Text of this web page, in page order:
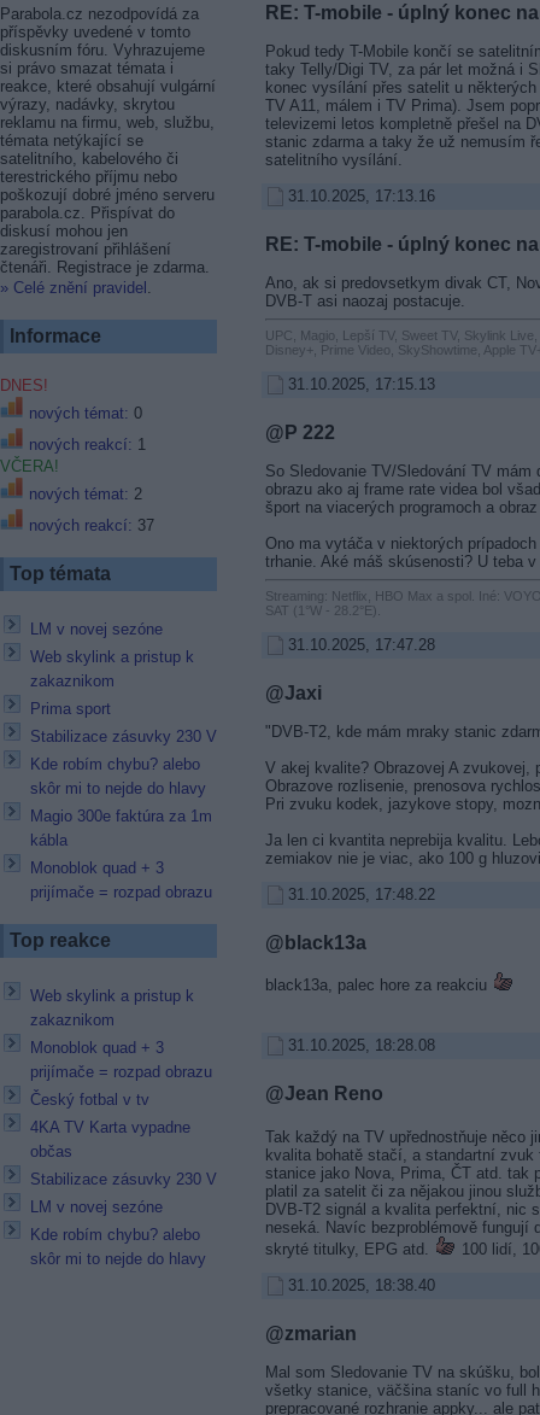
Parabola.cz nezodpovídá za
příspěvky uvedené v tomto
diskusním fóru. Vyhrazujeme
si právo smazat témata i
reakce, které obsahují vulgární
výrazy, nadávky, skrytou
reklamu na firmu, web, službu,
témata netýkající se
satelitního, kabelového či
terestrického příjmu nebo
poškozují dobré jméno serveru
parabola.cz. Přispívat do
diskusí mohou jen
zaregistrovaní přihlášení
čtenáři. Registrace je zdarma.
» Celé znění pravidel .
Informace
DNES!
nových témat: 0
nových reakcí: 1
VČERA!
nových témat: 2
nových reakcí: 37
Top témata
LM v novej sezóne
Web skylink a pristup k
zakaznikom
Prima sport
Stabilizace zásuvky 230 V
Kde robím chybu? alebo
skôr mi to nejde do hlavy
Magio 300e faktúra za 1m
kábla
Monoblok quad + 3
prijímače = rozpad obrazu
Top reakce
Web skylink a pristup k
zakaznikom
Monoblok quad + 3
prijímače = rozpad obrazu
Český fotbal v tv
4KA TV Karta vypadne
občas
Stabilizace zásuvky 230 V
LM v novej sezóne
Kde robím chybu? alebo
skôr mi to nejde do hlavy
RE: T-mobile - úplný konec
Pokud tedy T-Mobile končí se
taky Telly/Digi TV, za pár let možná i
konec vysílání přes satelit u
TV A11, málem i TV Prima). Jsem
televizemi letos kompletně přešel na
stanic zdarma a taky že už nemusím
satelitního vysílání.
31.10.2025, 17:13.16
RE: T-mobile - úplný konec
Ano, ak si predovsetkym divak CT,
DVB-T asi naozaj postacuje.
UPC, Magio, Lepší TV, Sweet TV, Skylink
Disney+, Prime Video, SkyShowtime, Apple
31.10.2025, 17:15.13
@P 222
So Sledovanie TV/Sledování TV mám
obrazu ako aj frame rate videa bol
šport na viacerých programoch a
Ono ma vytáča v niektorých
trhanie. Aké máš skúsenosti? U teba v
Streaming: Netflix, HBO Max a spol. Iné:
SAT (1°W - 28.2°E).
31.10.2025, 17:47.28
@Jaxi
"DVB-T2, kde mám mraky stanic
V akej kvalite? Obrazovej A zvukovej,
Obrazove rozlisenie, prenosova
Pri zvuku kodek, jazykove stopy,
Ja len ci kvantita neprebija kvalitu.
zemiakov nie je viac, ako 100 g
31.10.2025, 17:48.22
@black13a
black13a, palec hore za reakciu
31.10.2025, 18:28.08
@Jean Reno
Tak každý na TV upřednostňuje něco
kvalita bohatě stačí, a standartní
stanice jako Nova, Prima, ČT atd. tak
platil za satelit či za nějakou jinou
DVB-T2 signál a kvalita perfektní, nic
neseká. Navíc bezproblémově fungují
skryté titulky, EPG atd.
100 lidí,
31.10.2025, 18:38.40
@zmarian
Mal som Sledovanie TV na skúšku,
všetky stanice, väčšina staníc vo full
prepracované rozhranie appky... ale